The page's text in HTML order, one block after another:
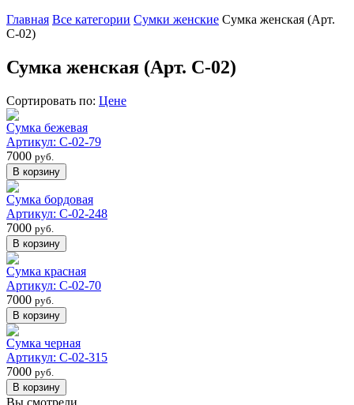
Главная Все категории Сумки женские Сумка женская (Арт.
С-02)
Сумка женская (Арт. С-02)
Сортировать по: Цене
Сумка бежевая
Артикул: С-02-79
7000 руб.
Сумка бордовая
Артикул: С-02-248
7000 руб.
Сумка красная
Артикул: С-02-70
7000 руб.
Сумка черная
Артикул: С-02-315
7000 руб.
Вы смотрели